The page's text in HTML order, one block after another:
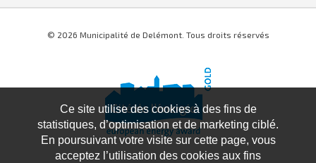
© 2026 Municipalité de Delémont. Tous droits réservés
Ce site utilise des cookies à des fins de
statistiques, d’optimisation et de marketing ciblé.
En poursuivant votre visite sur cette page, vous
acceptez l’utilisation des cookies aux fins